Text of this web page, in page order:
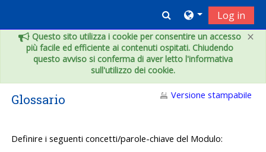
×
Questo sito utilizza i cookie per consentire un accesso
più facile ed efficiente ai contenuti ospitati. Chiudendo
questo avviso si conferma di aver letto l'informativa
sull'utilizzo dei cookie.
Toggle search
Log in
Glossario Versione stampabile
Definire i seguenti concetti/parole-chiave del Modulo: